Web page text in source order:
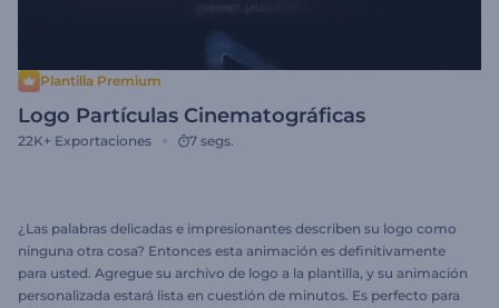
Plantilla Premium
Logo Partículas Cinematográficas
22K+ Exportaciones 7 segs.
¿Las palabras delicadas e impresionantes describen su logo como
ninguna otra cosa? Entonces esta animación es definitivamente
para usted. Agregue su archivo de logo a la plantilla, y su animación
personalizada estará lista en cuestión de minutos. Es perfecto para